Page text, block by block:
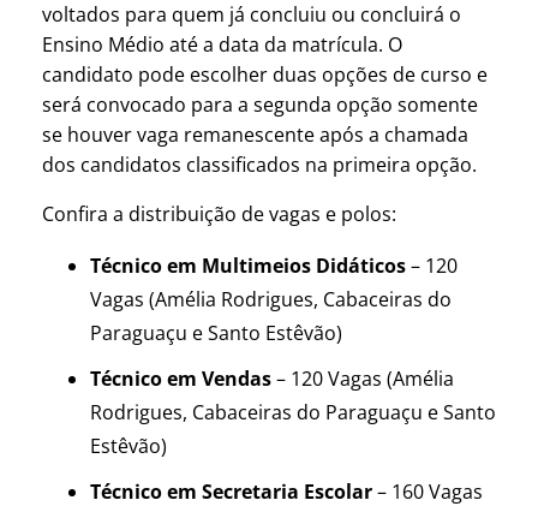
voltados para quem já concluiu ou concluirá o
Ensino Médio até a data da matrícula. O
candidato pode escolher duas opções de curso e
será convocado para a segunda opção somente
se houver vaga remanescente após a chamada
dos candidatos classificados na primeira opção.
Confira a distribuição de vagas e polos:
Técnico em Multimeios Didáticos– 120
Vagas (Amélia Rodrigues, Cabaceiras do
Paraguaçu e Santo Estêvão)
Técnico em Vendas– 120 Vagas (Amélia
Rodrigues, Cabaceiras do Paraguaçu e Santo
Estêvão)
Técnico em Secretaria Escolar– 160 Vagas